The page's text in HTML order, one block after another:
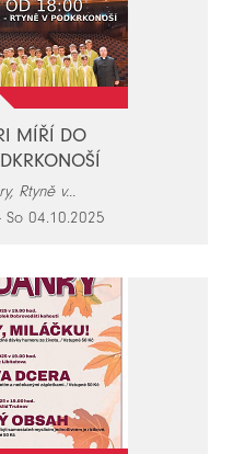
MÍŘÍ DO
Rtyně v...
So 04.10.2025